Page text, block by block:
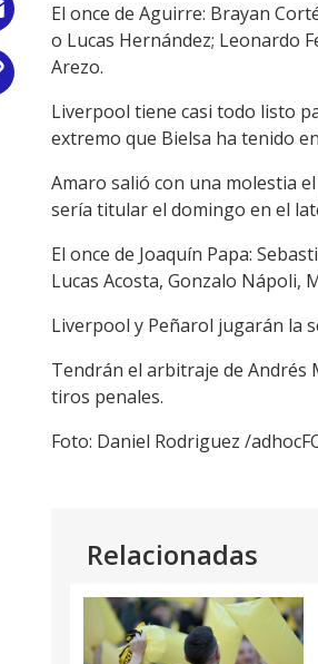
Email
Copy
Link
El once de Aguirre: Brayan
o Lucas Hernández; Leonardo
Arezo.
Liverpool tiene casi todo listo
extremo que Bielsa ha tenido
Amaro salió con una molestia
sería titular el domingo en el
El once de Joaquín Papa:
Lucas Acosta, Gonzalo Nápoli,
Liverpool y Peñarol jugarán la
Tendrán el arbitraje de Andrés
tiros penales.
Foto: Daniel Rodriguez /
Relacionadas